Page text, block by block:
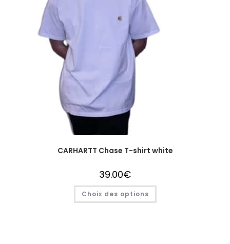
CARHARTT Chase T-shirt white
39.00€
Choix des options